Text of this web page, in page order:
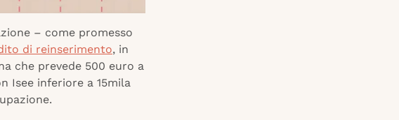
– come promesso
di reinserimento, in
che prevede 500 euro a
Isee inferiore a 15mila